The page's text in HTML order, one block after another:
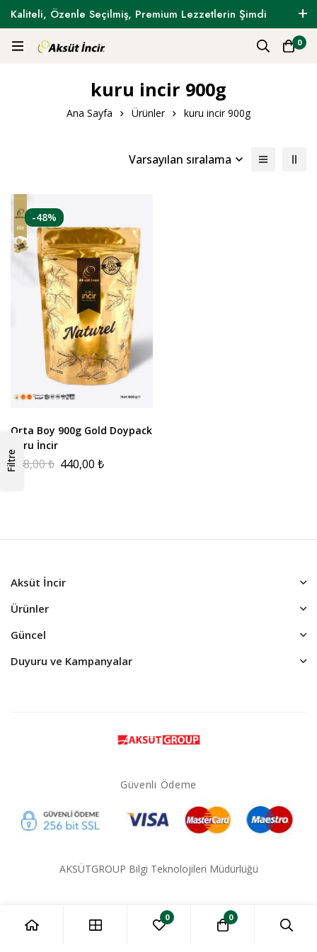
Kaliteli, Özenle Seçilmiş, Premium Lezzetlerin Şimdi
Tam Zamanı !
0
kuru incir 900g
Ana Sayfa Ürünler kuru incir 900g
Filtre
Varsayılan sıralama
-48%
Orta Boy 900g Gold Doypack
Kuru İncir
848,00₺ 440,00 ₺
Aksüt İncir
Ürünler
Güncel
Duyuru ve Kampanyalar
Güvenli Ödeme
AKSÜTGROUP Bilgi Teknolojileri Müdürlüğü
0 0